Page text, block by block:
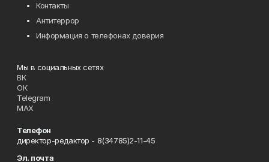
Контакты
Антитеррор
Информация о телефонах доверия
Мы в социальных сетях
ВК
ОК
Telegram
MAX
Телефон
директор-редактор - 8(34785)2-11-45
Эл. почта